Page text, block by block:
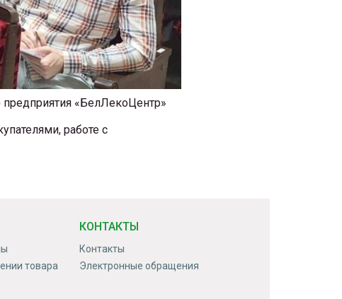
«БелЛекоЦентр»
работе с
товара
КОНТАКТЫ
Контакты
Электронные обращения